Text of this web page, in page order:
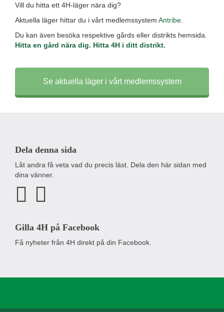
Vill du hitta ett 4H-läger nära dig?
Aktuella läger hittar du i vårt medlemssystem Antribe
Du kan även besöka respektive gårds eller distrikts hemsida.
Hitta en gård nära dig. Hitta 4H i ditt distrikt.
Se aktuella läger i vårt medlemssystem
Dela denna sida
Låt andra få veta vad du precis läst. Dela den här sidan med
dina vänner.
Gilla 4H på Facebook
Få nyheter från 4H direkt på din Facebook.